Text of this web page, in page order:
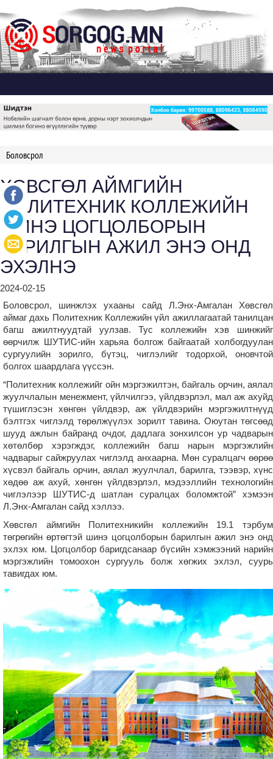
Боловсрол
ХӨВСГӨЛ АЙМГИЙН
ПОЛИТЕХНИК КОЛЛЕЖИЙН
ШИНЭ ЦОГЦОЛБОРЫН
БАРИЛГЫН АЖИЛ ЭНЭ ОНД
ЭХЭЛНЭ
2024-02-15
Боловсрол, шинжлэх ухааны сайд Л.Энх-Амгалан Хөвсгөл
аймаг дахь Политехник Коллежийн үйл ажиллагаатай танилцан
багш ажилтнуудтай уулзав. Тус коллежийн хэв шинжийг
өөрчилж ШУТИС-ийн харьяа болгож байгаатай холбогдуулан
сургуулийн зорилго, бүтэц, чиглэлийг тодорхой, оновчтой
болгох шаардлага үүссэн.
“Политехник коллежийг ойн мэргэжилтэн, байгаль орчин, аялал
жуулчлалын менежмент, үйлчилгээ, үйлдвэрлэл, мал аж ахуйд
түшиглэсэн хөнгөн үйлдвэр, аж үйлдвэрийн мэргэжилтнүүд
бэлтгэх чиглэлд төрөлжүүлэх зорилт тавина. Оюутан төгсөөд
шууд ажлын байранд очдог, дадлага зонхилсон ур чадварын
хөтөлбөр хэрэгждэг, коллежийн багш нарын мэргэжлийн
чадварыг сайжруулах чиглэлд анхаарна. Мөн суралцагч өөрөө
хүсвэл байгаль орчин, аялал жуулчлал, барилга, тээвэр, хүнс
хөдөө аж ахуй, хөнгөн үйлдвэрлэл, мэдээллийн технологийн
чиглэлээр ШУТИС-д шатлан суралцах боломжтой” хэмээн
Л.Энх-Амгалан сайд хэллээ.
Хөвсгөл аймгийн Политехникийн коллежийн 19.1 тэрбум
төгрөгийн өртөгтэй шинэ цогцолборын барилгын ажил энэ онд
эхлэх юм. Цогцолбор баригдсанаар бүсийн хэмжээний нарийн
мэргэжлийн томоохон сургууль болж хөгжих эхлэл, суурь
тавигдах юм.